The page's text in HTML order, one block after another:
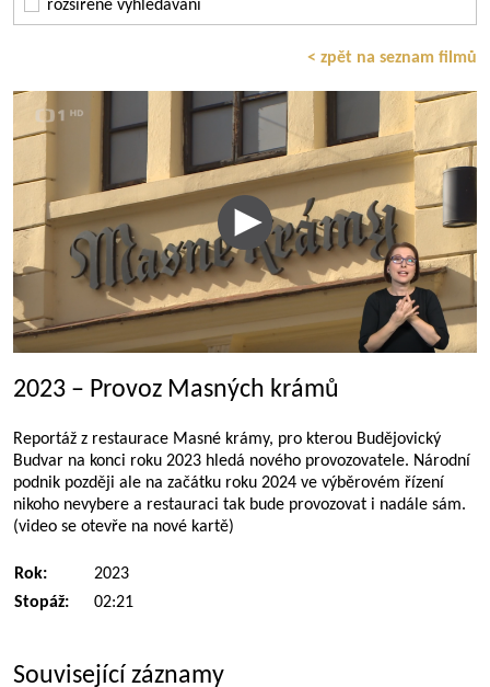
rozšířené vyhledávání
< zpět na seznam filmů
2023 – Provoz Masných krámů
Reportáž z restaurace Masné krámy, pro kterou Budějovický
Budvar na konci roku 2023 hledá nového provozovatele. Národní
podnik později ale na začátku roku 2024 ve výběrovém řízení
nikoho nevybere a restauraci tak bude provozovat i nadále sám.
(video se otevře na nové kartě)
Rok:
2023
Stopáž:
02:21
Související záznamy